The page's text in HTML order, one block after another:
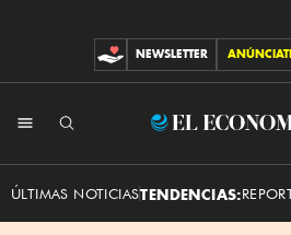
CONTRIBUCIONES
NEWSLETTER
El
ÚLTIMAS NOTICIASTENDENCIAS: